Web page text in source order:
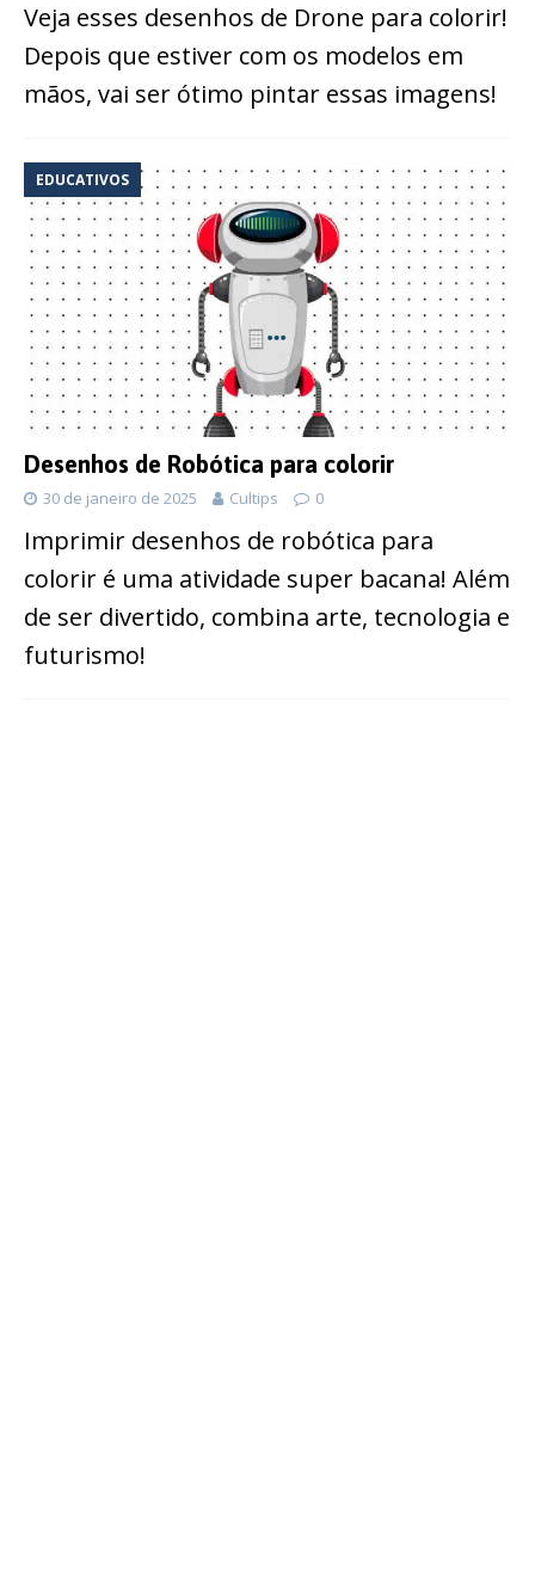
Veja esses desenhos de Drone para colorir!
Depois que estiver com os modelos em
mãos, vai ser ótimo pintar essas imagens!
EDUCATIVOS
Desenhos de Robótica para colorir
30 de janeiro de 2025 Cultips 0
Imprimir desenhos de robótica para
colorir é uma atividade super bacana! Além
de ser divertido, combina arte, tecnologia e
futurismo!